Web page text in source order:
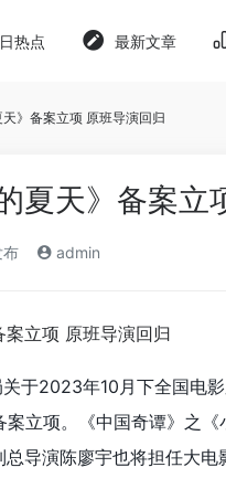
热点 最新文章
》备案立项 原班导演回归
夏天》备案立
admin
于2023年10月下全国电
案立项。
《中国奇谭》之
导演陈廖宇也将担任大